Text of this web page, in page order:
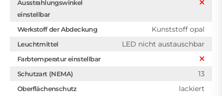
Ausstrahlungswinkel
einstellbar
Werkstoff der Abdeckung
Kunststoff opal
Leuchtmittel LED nicht austauschbar
Farbtemperatur einstellbar
Schutzart (NEMA)
13
Oberflächenschutz
lackiert